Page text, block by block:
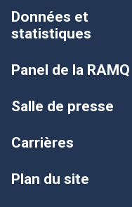
Données et
statistiques
Panel de la RAMQ
Salle de presse
Carrières
Plan du site